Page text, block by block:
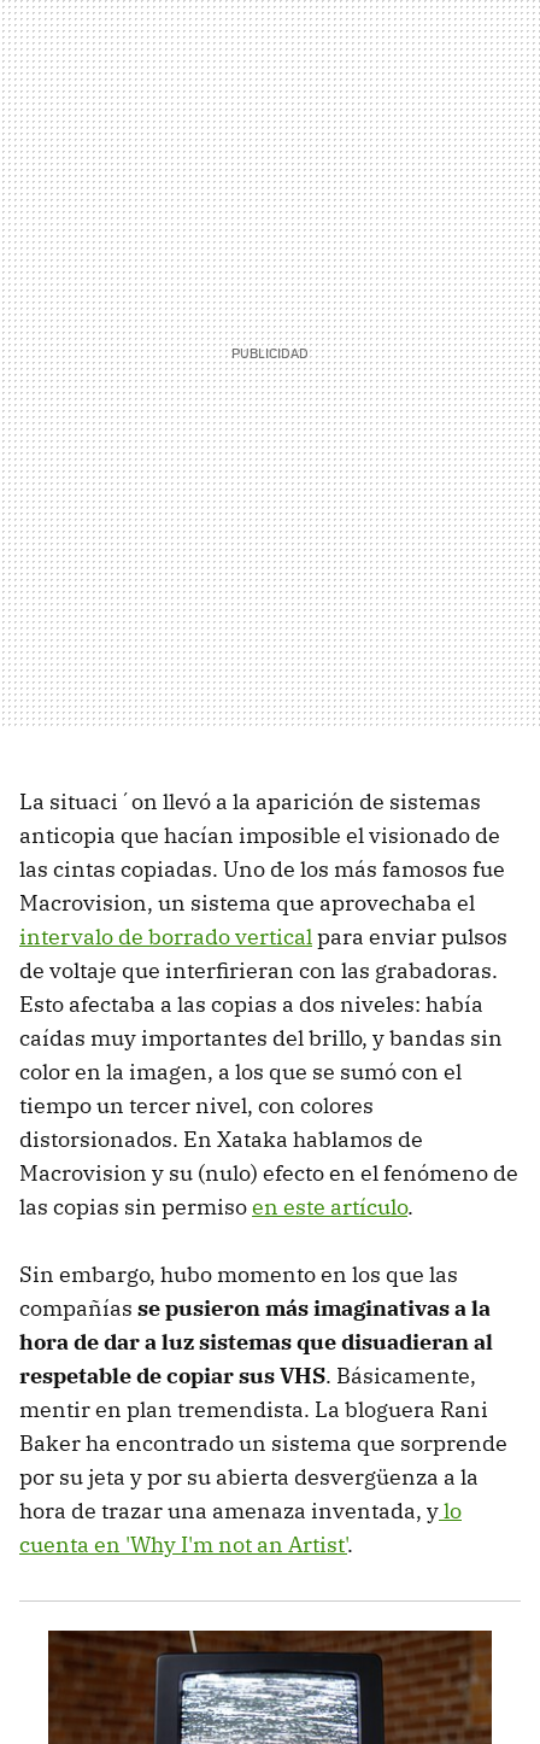
La situaci´on llevó a la aparición de sistemas
anticopia que hacían imposible el visionado de
las cintas copiadas. Uno de los más famosos fue
Macrovision, un sistema que aprovechaba el
intervalo de borrado verticalpara enviar pulsos
de voltaje que interfirieran con las grabadoras.
Esto afectaba a las copias a dos niveles: había
caídas muy importantes del brillo, y bandas sin
color en la imagen, a los que se sumó con el
tiempo un tercer nivel, con colores
distorsionados. En Xataka hablamos de
Macrovision y su (nulo) efecto en el fenómeno de
las copias sin permisoen este artículo.
Sin embargo, hubo momento en los que las
compañías se pusieron más imaginativas a la
hora de dar a luz sistemas que disuadieran al
respetable de copiar sus VHS. Básicamente,
mentir en plan tremendista. La bloguera Rani
Baker ha encontrado un sistema que sorprende
por su jeta y por su abierta desvergüenza a la
hora de trazar una amenaza inventada, ylo
cuenta en 'Why I'm not an Artist'.